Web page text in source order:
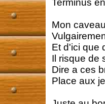
Terminus
Mon
Et d'ici que
Il risque de
Dire a ces
Place aux